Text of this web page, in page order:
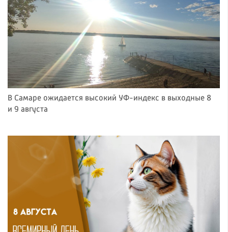
В Самаре ожидается высокий УФ-индекс в выходные 8
и 9 августа